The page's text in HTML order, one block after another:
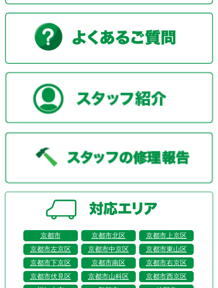
京都市 京都市北区
京都市上京区
京都市左京区
京都市中京区
京都市東山区
京都市下京区
京都市南区
京都市右京区
京都市伏見区
京都市山科区
京都市西京区